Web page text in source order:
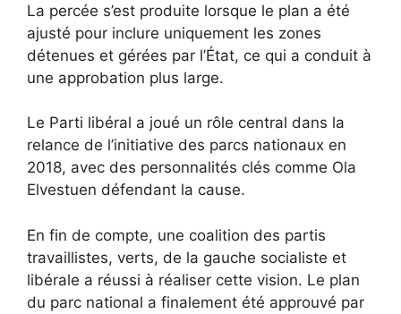
La percée s’est produite lorsque le plan a été
ajusté pour inclure uniquement les zones
détenues et gérées par l’État, ce qui a conduit à
une approbation plus large.
Le Parti libéral a joué un rôle central dans la
relance de l’initiative des parcs nationaux en
2018, avec des personnalités clés comme Ola
Elvestuen défendant la cause.
En fin de compte, une coalition des partis
travaillistes, verts, de la gauche socialiste et
libérale a réussi à réaliser cette vision. Le plan
du parc national a finalement été approuvé par